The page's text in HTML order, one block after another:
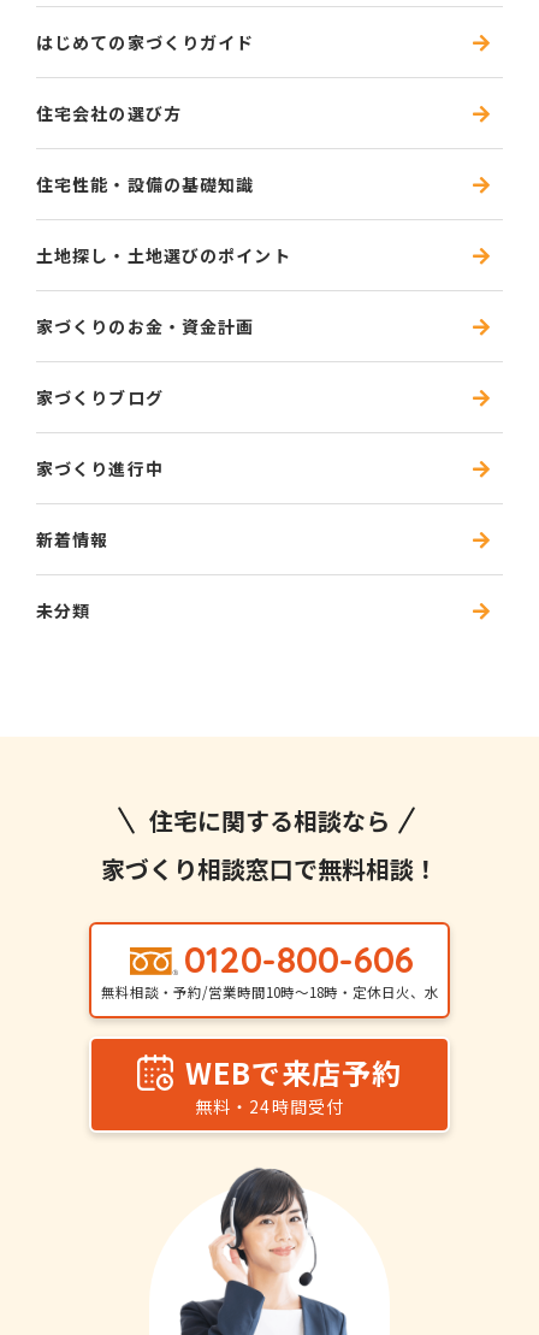
はじめての家づくりガイド
住宅会社の選び方
住宅性能・設備の基礎知識
土地探し・土地選びのポイント
家づくりのお金・資金計画
家づくりブログ
家づくり進行中
新着情報
未分類
住宅に関する相談なら
家づくり相談窓口で無料相談！
0120-800-606
無料相談・予約/営業時間10時〜18時・定休日火、水
WEBで来店予約
無料・24時間受付